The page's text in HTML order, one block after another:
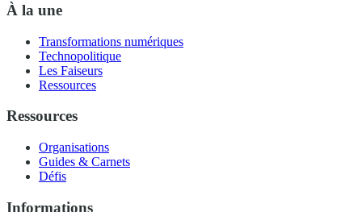
À la une
Transformations numériques
Technopolitique
Les Faiseurs
Ressources
Ressources
Organisations
Guides & Carnets
Défis
Informations